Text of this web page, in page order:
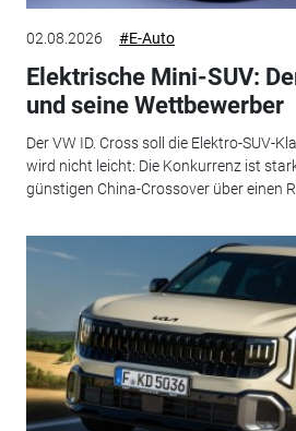
02.08.2026 #E-Auto
Elektrische Mini-SUV:
und seine Wettbewerber
Der VW ID. Cross soll die Elektro-SUV-
wird nicht leicht: Die Konkurrenz ist
günstigen China-Crossover über einen